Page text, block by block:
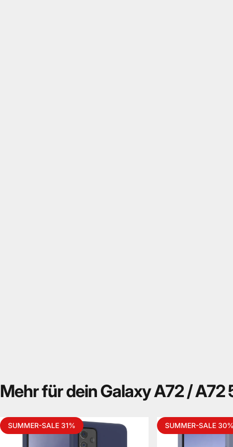
MehrfürdeinGalaxyA72/A72
SUMMER-SALE 31% SUMMER-SALE 30%